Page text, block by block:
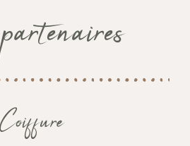
Coiffure